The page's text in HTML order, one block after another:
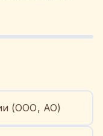
(ООО, АО)